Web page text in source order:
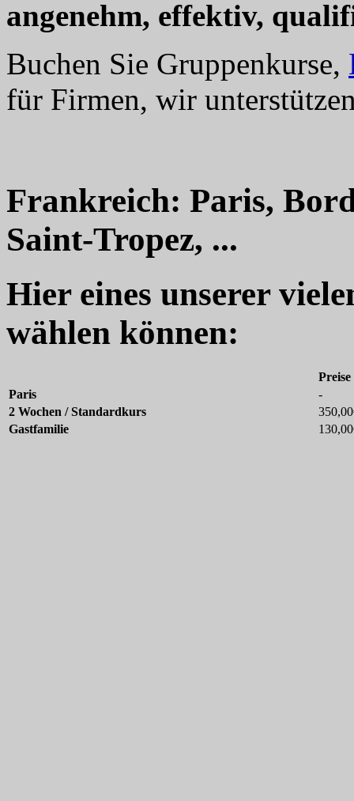
angenehm, effektiv,
Buchen Sie Gruppenkurse,
für Firmen, wir
Frankreich: Paris,
Saint-Tropez, ...
Hier eines unserer
wählen können:
Preise
Paris
-
2 Wochen / Standardkurs
Gastfamilie